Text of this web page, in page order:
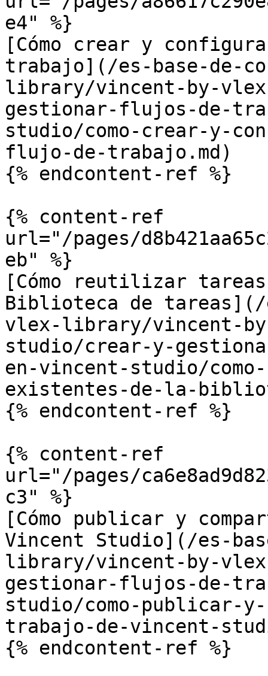
e4" %}
[Cómo crear y
trabajo](/es-base-de-
library/vincent-by-
gestionar-flujos-de-
studio/como-crear-y-
flujo-de-trabajo.md)
{% endcontent-ref %}
{% content-ref
url="/pages/
eb" %}
[Cómo reutilizar
Biblioteca de tareas](/
vlex-library/vincent-
studio/crear-y-
en-vincent-studio/
existentes-de-la-
{% endcontent-ref %}
{% content-ref
url="/pages/
c3" %}
[Cómo publicar y
Vincent Studio](/es-
library/vincent-by-
gestionar-flujos-de-
studio/como-publicar-
trabajo-de-vincent-
{% endcontent-ref %}